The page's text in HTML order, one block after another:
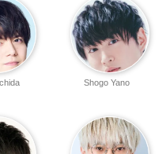
Shogo Yano